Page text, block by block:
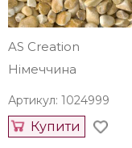
AS Creation
Німеччина
Артикул: 1024999
Купити